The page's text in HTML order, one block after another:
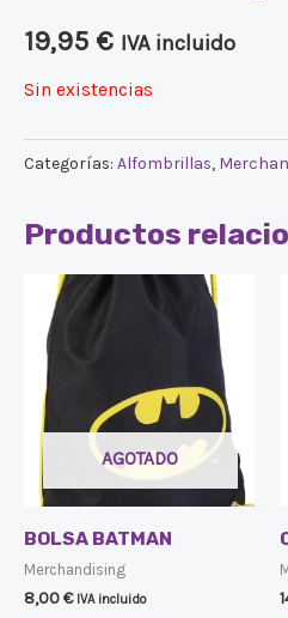
19,95 € IVA incluido
Sin existencias
Categorías: Alfombrillas,
Productos
AGOTADO
BOLSA BATMAN
Merchandising
8,00€ IVA incluido